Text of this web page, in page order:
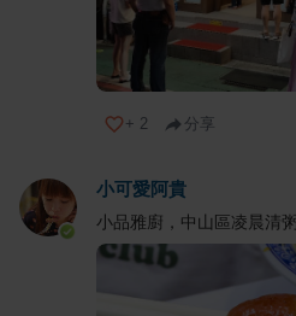
+ 2 分享
小可愛阿貴
小品雅廚，中山區凌晨清